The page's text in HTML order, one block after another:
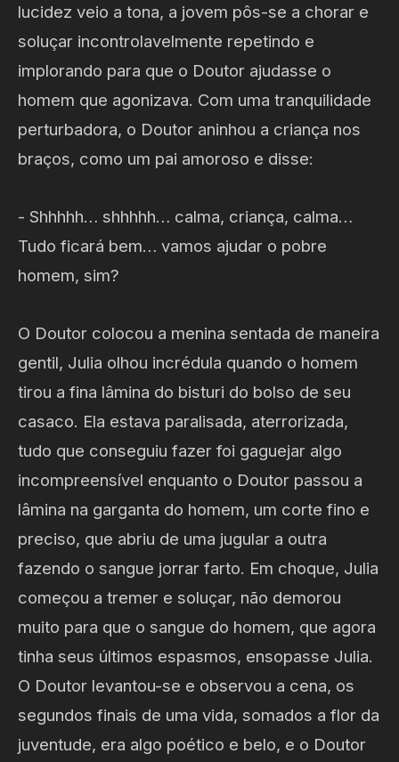
lucidez veio a tona, a jovem pôs-se a chorar e
soluçar incontrolavelmente repetindo e
implorando para que o Doutor ajudasse o
homem que agonizava. Com uma tranquilidade
perturbadora, o Doutor aninhou a criança nos
braços, como um pai amoroso e disse:
- Shhhhh… shhhhh… calma, criança, calma…
Tudo ficará bem… vamos ajudar o pobre
homem, sim?
O Doutor colocou a menina sentada de maneira
gentil, Julia olhou incrédula quando o homem
tirou a fina lâmina do bisturi do bolso de seu
casaco. Ela estava paralisada, aterrorizada,
tudo que conseguiu fazer foi gaguejar algo
incompreensível enquanto o Doutor passou a
lâmina na garganta do homem, um corte fino e
preciso, que abriu de uma jugular a outra
fazendo o sangue jorrar farto. Em choque, Julia
começou a tremer e soluçar, não demorou
muito para que o sangue do homem, que agora
tinha seus últimos espasmos, ensopasse Julia.
O Doutor levantou-se e observou a cena, os
segundos finais de uma vida, somados a flor da
juventude, era algo poético e belo, e o Doutor